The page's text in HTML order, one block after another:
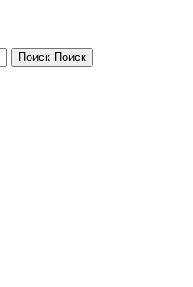
Поиск Поиск